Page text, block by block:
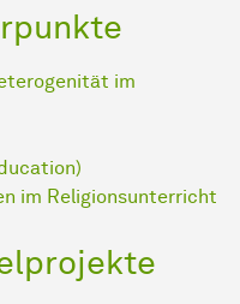
im
im Religionsunterricht